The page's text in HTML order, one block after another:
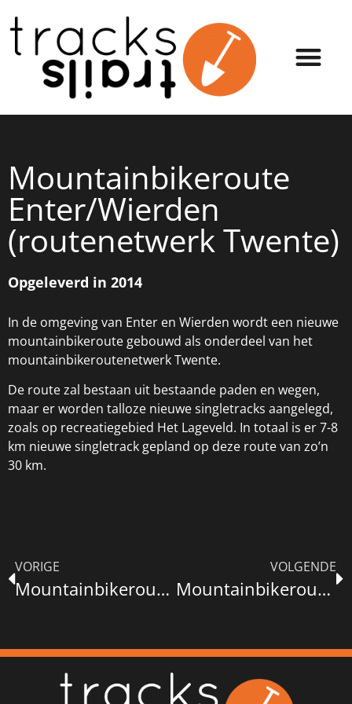
Mountainbikeroute
Enter/Wierden
(routenetwerk Twente)
Opgeleverd in 2014
In de omgeving van Enter en Wierden wordt een nieuwe
mountainbikeroute gebouwd als onderdeel van het
mountainbikeroutenetwerk Twente.
De route zal bestaan uit bestaande paden en wegen,
maar er worden talloze nieuwe singletracks aangelegd,
zoals op recreatiegebied Het Lageveld. In totaal is er 7-8
km nieuwe singletrack gepland op deze route van zo’n
30 km.
VORIGE
Mountainbikeroute Broekpolder (Vlaardingen)
VOLGENDE
Mountainbikeroute Spijkenisse